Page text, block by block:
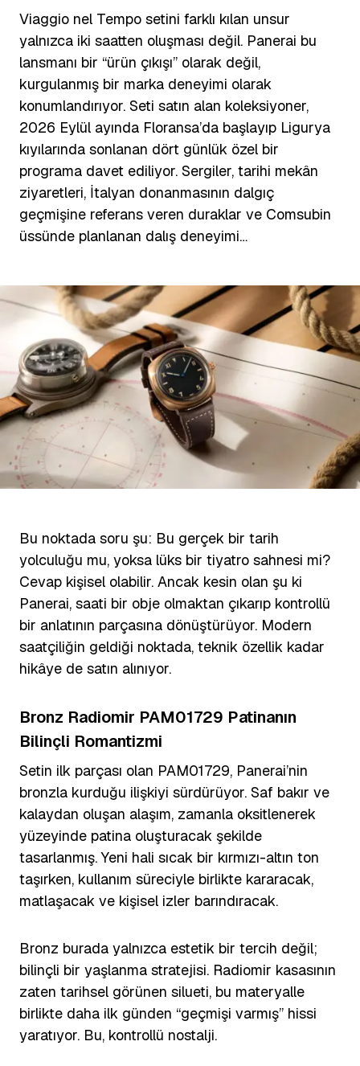
Viaggio nel Tempo setini farklı kılan unsur
yalnızca iki saatten oluşması değil. Panerai bu
lansmanı bir “ürün çıkışı” olarak değil,
kurgulanmış bir marka deneyimi olarak
konumlandırıyor. Seti satın alan koleksiyoner,
2026 Eylül ayında Floransa’da başlayıp Ligurya
kıyılarında sonlanan dört günlük özel bir
programa davet ediliyor. Sergiler, tarihi mekân
ziyaretleri, İtalyan donanmasının dalgıç
geçmişine referans veren duraklar ve Comsubin
üssünde planlanan dalış deneyimi…
Bu noktada soru şu: Bu gerçek bir tarih
yolculuğu mu, yoksa lüks bir tiyatro sahnesi mi?
Cevap kişisel olabilir. Ancak kesin olan şu ki
Panerai, saati bir obje olmaktan çıkarıp kontrollü
bir anlatının parçasına dönüştürüyor. Modern
saatçiliğin geldiği noktada, teknik özellik kadar
hikâye de satın alınıyor.
Bronz Radiomir PAM01729 Patinanın
Bilinçli Romantizmi
Setin ilk parçası olan PAM01729, Panerai’nin
bronzla kurduğu ilişkiyi sürdürüyor. Saf bakır ve
kalaydan oluşan alaşım, zamanla oksitlenerek
yüzeyinde patina oluşturacak şekilde
tasarlanmış. Yeni hali sıcak bir kırmızı-altın ton
taşırken, kullanım süreciyle birlikte kararacak,
matlaşacak ve kişisel izler barındıracak.
Bronz burada yalnızca estetik bir tercih değil;
bilinçli bir yaşlanma stratejisi. Radiomir kasasının
zaten tarihsel görünen silueti, bu materyalle
birlikte daha ilk günden “geçmişi varmış” hissi
yaratıyor. Bu, kontrollü nostalji.